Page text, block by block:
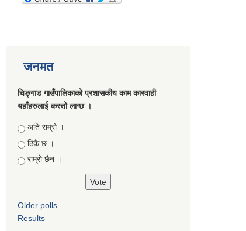
जनमत
चिङ्गाड गाउँपालिकाको प्रशासकीय काम कारवाही
यहाँहरुलाई कस्तो लाग्छ ।
Choices
अति राम्रो ।
ठिकै छ ।
राम्रो छैन ।
Older polls
Results